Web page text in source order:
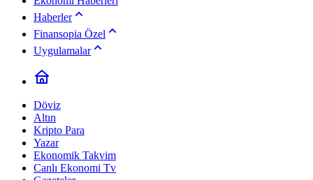
Haberler
Finansopia Özel
Uygulamalar
Döviz
Altın
Kripto Para
Yazar
Ekonomik Takvim
Canlı Ekonomi Tv